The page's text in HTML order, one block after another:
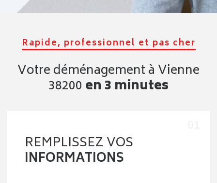
Rapide, professionnel et pas cher
Votre déménagement à Vienne
38200 en 3 minutes
REMPLISSEZ VOS
INFORMATIONS